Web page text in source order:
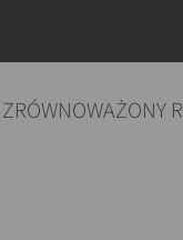
ZRÓWNOWAŻONY